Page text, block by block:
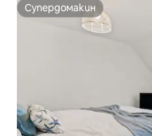
Супердомакин
Супердомакин